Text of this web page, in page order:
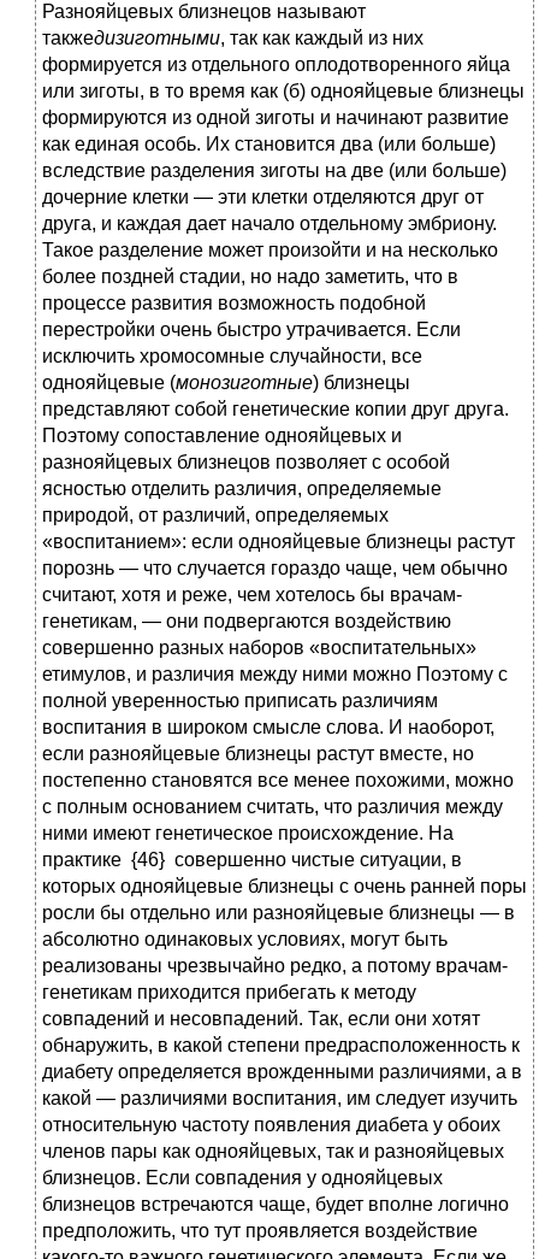
Разнояйцевых близнецов называют
такжедизиготными, так как каждый из них
формируется из отдельного оплодотворенного яйца
или зиготы, в то время как (б) однояйцевые близнецы
формируются из одной зиготы и начинают развитие
как единая особь. Их становится два (или больше)
вследствие разделения зиготы на две (или больше)
дочерние клетки — эти клетки отделяются друг от
друга, и каждая дает начало отдельному эмбриону.
Такое разделение может произойти и на несколько
более поздней стадии, но надо заметить, что в
процессе развития возможность подобной
перестройки очень быстро утрачивается. Если
исключить хромосомные случайности, все
однояйцевые (монозиготные) близнецы
представляют собой генетические копии друг друга.
Поэтому сопоставление однояйцевых и
разнояйцевых близнецов позволяет с особой
ясностью отделить различия, определяемые
природой, от различий, определяемых
«воспитанием»: если однояйцевые близнецы растут
порознь — что случается гораздо чаще, чем обычно
считают, хотя и реже, чем хотелось бы врачам-
генетикам, — они подвергаются воздействию
совершенно разных наборов «воспитательных»
етимулов, и различия между ними можно Поэтому с
полной уверенностью приписать различиям
воспитания в широком смысле слова. И наоборот,
если разнояйцевые близнецы растут вместе, но
постепенно становятся все менее похожими, можно
с полным основанием считать, что различия между
ними имеют генетическое происхождение. На
практике {46} совершенно чистые ситуации, в
которых однояйцевые близнецы с очень ранней поры
росли бы отдельно или разнояйцевые близнецы — в
абсолютно одинаковых условиях, могут быть
реализованы чрезвычайно редко, а потому врачам-
генетикам приходится прибегать к методу
совпадений и несовпадений. Так, если они хотят
обнаружить, в какой степени предрасположенность к
диабету определяется врожденными различиями, а в
какой — различиями воспитания, им следует изучить
относительную частоту появления диабета у обоих
членов пары как однояйцевых, так и разнояйцевых
близнецов. Если совпадения у однояйцевых
близнецов встречаются чаще, будет вполне логично
предположить, что тут проявляется воздействие